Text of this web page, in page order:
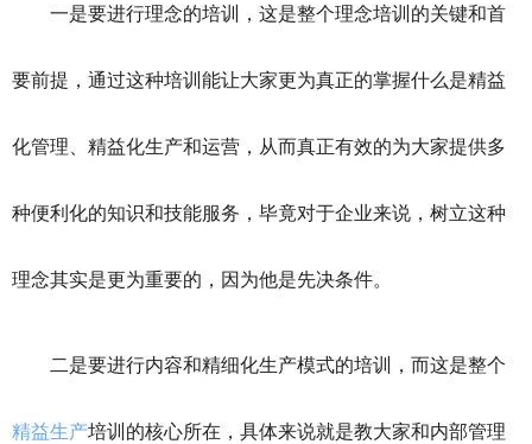
一是要进行理念的培训，这是整个理念培训的关键和首
要前提，通过这种培训能让大家更为真正的掌握什么是精益
化管理、精益化生产和运营，从而真正有效的为大家提供多
种便利化的知识和技能服务，毕竟对于企业来说，树立这种
理念其实是更为重要的，因为他是先决条件。
二是要进行内容和精细化生产模式的培训，而这是整个
精益生产培训的核心所在，具体来说就是教大家和内部管理